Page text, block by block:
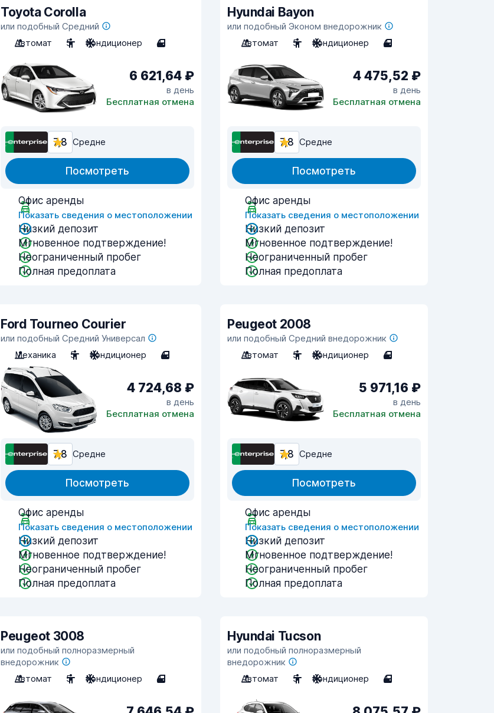
Toyota Corolla
или подобный Средний
Автомат
5 Кондиционер 4
6 621,64 ₽
в день
Бесплатная отмена
7,8 Средне
Посмотреть
Офис аренды
Показать сведения о местоположении
Низкий депозит
Мгновенное подтверждение!
Неограниченный пробег
Полная предоплата
Hyundai Bayon
или подобный Эконом внедорожник
Автомат
5 Кондиционер 4
4 475,52 ₽
в день
Бесплатная отмена
7,8 Средне
Посмотреть
Офис аренды
Показать сведения о местоположении
Низкий депозит
Мгновенное подтверждение!
Неограниченный пробег
Полная предоплата
Ford Tourneo Courier
или подобный Средний Универсал
Механика
5 Кондиционер 4
4 724,68 ₽
в день
Бесплатная отмена
7,8 Средне
Посмотреть
Офис аренды
Показать сведения о местоположении
Низкий депозит
Мгновенное подтверждение!
Неограниченный пробег
Полная предоплата
Peugeot 2008
или подобный Средний внедорожник
Автомат
5 Кондиционер 4
5 971,16 ₽
в день
Бесплатная отмена
7,8 Средне
Посмотреть
Офис аренды
Показать сведения о местоположении
Низкий депозит
Мгновенное подтверждение!
Неограниченный пробег
Полная предоплата
Peugeot 3008
или подобный полноразмерный
внедорожник
Автомат
5 Кондиционер 4
Hyundai Tucson
или подобный полноразмерный
внедорожник
Автомат
5 Кондиционер 4